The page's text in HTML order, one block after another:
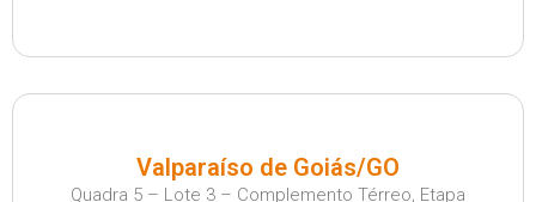
Valparaíso de Goiás/GO
Quadra 5 – Lote 3 – Complemento Térreo, Etapa